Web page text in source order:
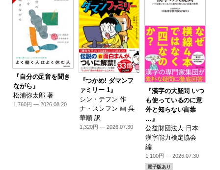
『自分の足音を聞き
ながら』
松浦弥太郎 著
1,760円 — 2026.08.20
『つかめ! ダマンフ
ァミリー 1』
シン・テフン 作
ナ・スンフン 画 呉
華順 訳
1,320円 — 2026.07.30
『漢字の大疑問 いつ
も使っているのに意
外と知らない言葉
…』
公益財団法人 日本
漢字能力検定協会
編
1,100円 — 2026.07.30
電子版あり